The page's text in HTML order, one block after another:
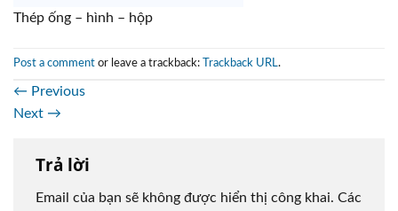
Thép ống – hình – hộp
Post a comment or leave a trackback: Trackback URL.
← Previous
Next →
Trả lời
Email của bạn sẽ không được hiển thị công khai. Các